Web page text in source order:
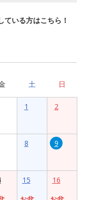
いる方はこちら！
土 日
1 2
8 9
15
16